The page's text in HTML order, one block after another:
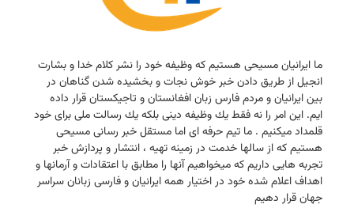
ما ایرانیان مسیحی هستیم كه وظیفه خود را نشر كلام خدا و بشارت
انجیل از طریق دادن خبر خوش نجات و بخشیده شدن گناهان در
بین ایرانیان و مردم فارس زبان افغانستان و تاجیكستان قرار داده
ایم. این امر را نه فقط یك وظیفه دینی بلكه یك رسالت ملی برای خود
قلمداد میكنیم . ما تیم حرفه ای اما مستقل خبر رسانی مسیحی
هستیم كه از سالها خدمت در زمینه تهیه ، انتشار و پردازش خبر
تجربه هایی داریم كه میخواهیم آنها را مطابق با اعتقادات و آرمانها و
اهداف اعلام شده خود در اختیار همه ایرانیان و فارسی زبانان سراسر
جهان قرار دهیم